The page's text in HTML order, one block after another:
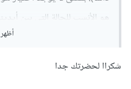
هو الأنسب للحالة التي بين
فنحن هنا لا نقارن بين
كلتا الشفرتين صحيحتان سواء
شكراا لحضرتك جدا